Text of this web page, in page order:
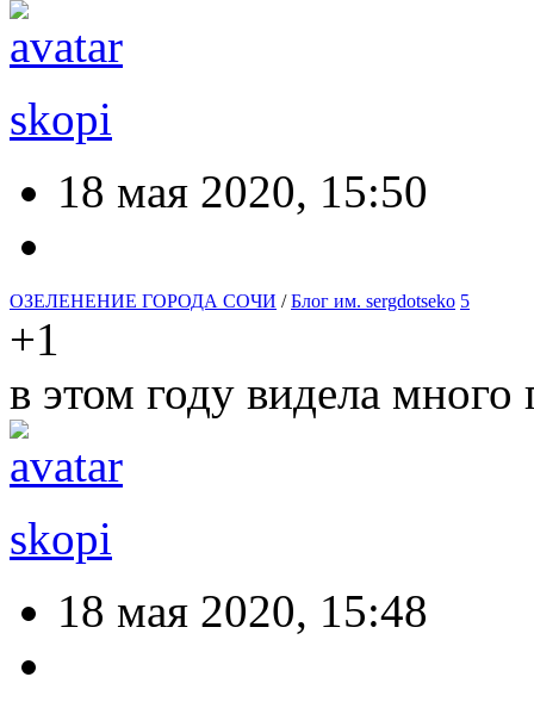
skopi
18 мая 2020, 15:50
ОЗЕЛЕНЕНИЕ ГОРОДА СОЧИ /Блог им. sergdotseko 5
+1
в этом году видела
skopi
18 мая 2020, 15:48